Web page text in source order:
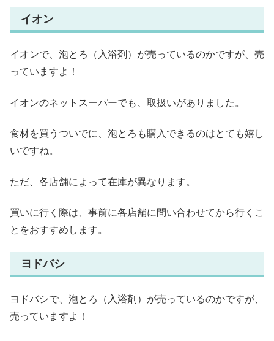
イオン
イオンで、泡とろ（入浴剤）が売っているのかですが、売
っていますよ！
イオンのネットスーパーでも、取扱いがありました。
食材を買うついでに、泡とろも購入できるのはとても嬉し
いですね。
ただ、各店舗によって在庫が異なります。
買いに行く際は、事前に各店舗に問い合わせてから行くこ
とをおすすめします。
ヨドバシ
ヨドバシで、泡とろ（入浴剤）が売っているのかですが、
売っていますよ！